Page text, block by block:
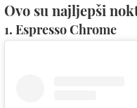
Ovo su najljepši
1. Espresso Chrome